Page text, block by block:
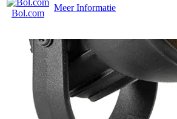
Bol.com
Meer Informatie